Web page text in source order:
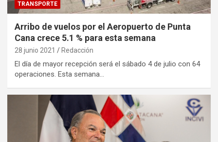
TRANSPORTE
Arribo de vuelos por el Aeropuerto de Punta
Cana crece 5.1 % para esta semana
28 junio 2021 Redacción
El día de mayor recepción será el sábado 4 de julio con 64
operaciones. Esta semana…